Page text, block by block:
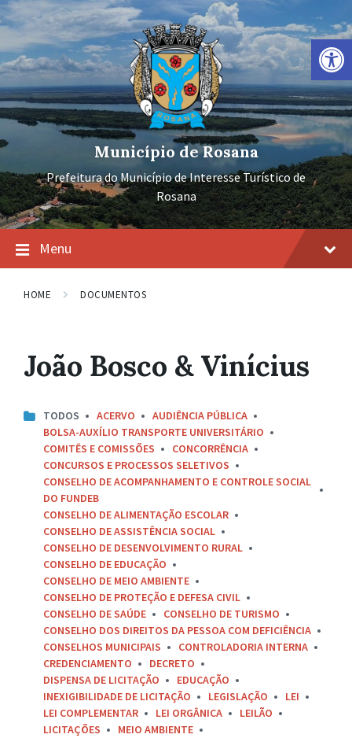
Barra de Ferramentas Aberta
Ir
para
conteúdo
Pular
para
navegação
principal
Pular
para
rodapé
Município de Rosana
Prefeitura do Município de Interesse Turístico de
Rosana
Menu
HOME DOCUMENTOS
João Bosco & Vinícius
TODOS ACERVO
AUDIÊNCIA PÚBLICA
BOLSA-AUXÍLIO TRANSPORTE UNIVERSITÁRIO
COMITÊS E COMISSÕES
CONCORRÊNCIA
CONCURSOS E PROCESSOS SELETIVOS
CONSELHO DE ACOMPANHAMENTO E CONTROLE SOCIAL
DO FUNDEB
CONSELHO DE ALIMENTAÇÃO ESCOLAR
CONSELHO DE ASSISTÊNCIA SOCIAL
CONSELHO DE DESENVOLVIMENTO RURAL
CONSELHO DE EDUCAÇÃO
CONSELHO DE MEIO AMBIENTE
CONSELHO DE PROTEÇÃO E DEFESA CIVIL
CONSELHO DE SAÚDE
CONSELHO DE TURISMO
CONSELHO DOS DIREITOS DA PESSOA COM DEFICIÊNCIA
CONSELHOS MUNICIPAIS
CONTROLADORIA INTERNA
CREDENCIAMENTO
DECRETO
DISPENSA DE LICITAÇÃO
EDUCAÇÃO
INEXIGIBILIDADE DE LICITAÇÃO
LEGISLAÇÃO
LEI
LEI COMPLEMENTAR
LEI ORGÂNICA
LEILÃO
LICITAÇÕES
MEIO AMBIENTE